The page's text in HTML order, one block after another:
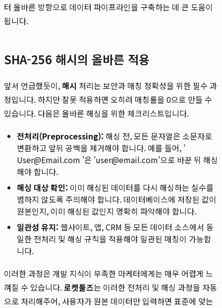
터 올바른 방향으로 데이터 파이프라인을 구축하는 데 큰 도움이
됩니다.
SHA-256 해시의 올바른 적용
앞서 언급했듯이,해시 처리는 보안과 매칭 정확성을 위한 필수 과
정입니다. 하지만 잘못 적용하면 오히려 매칭률을 0으로 만들 수
있습니다. 다음은 올바른 해싱을 위한 체크리스트입니다.
전처리(Preprocessing): 해싱 전, 모든 문자열은 소문자로
변환하고 앞뒤 공백을 제거해야 합니다. 예를 들어, '
User@Email.com '은 'user@email.com'으로 바꾼 뒤 해싱
해야 합니다.
해싱 대상 확인: 이미 해싱된 데이터를 다시 해싱하는 실수를
범하지 않도록 주의해야 합니다. 데이터베이스에 저장된 값이
원본인지, 이미 해싱된 값인지 명확히 파악해야 합니다.
일관성 유지: 웹사이트, 앱, CRM 등 모든 데이터 소스에서 동
일한 전처리 및 해싱 규칙을 적용해야 일관된 매칭이 가능합
니다.
이러한 과정은 개발 지식이 부족한 마케터에게는 매우 어렵게 느
껴질 수 있습니다.로켓툴즈는 이러한 전처리 및 해싱 과정을 자동
으로 처리해주어, 사용자가 원본 데이터만 입력하면 표준에 맞는